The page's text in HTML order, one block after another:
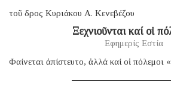
τοῦ δρος Κυριάκου Α. Κενεβέζου
Ξεχνιοῦνται καί οἱ
Εφημερίς Εστία
Φαίνεται ἀπίστευτο, ἀλλά καί οἱ πόλεμοι